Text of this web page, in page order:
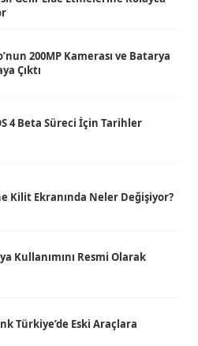
200MP Kamerası ve Batarya
Çıktı
4 Beta Süreci İçin Tarihler
Kilit Ekranında Neler Değişiyor?
Kullanımını Resmi Olarak
Türkiye’de Eski Araçlara